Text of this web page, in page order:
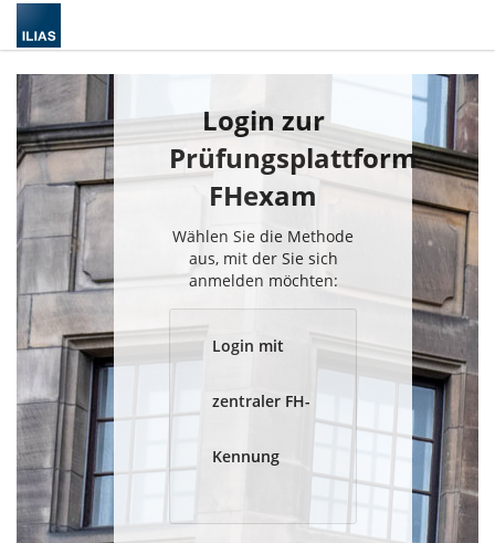
Login zur
Prüfungsplattform
FHexam
Wählen Sie die Methode
aus, mit der Sie sich
anmelden möchten:
Login mit
zentraler FH-
Kennung